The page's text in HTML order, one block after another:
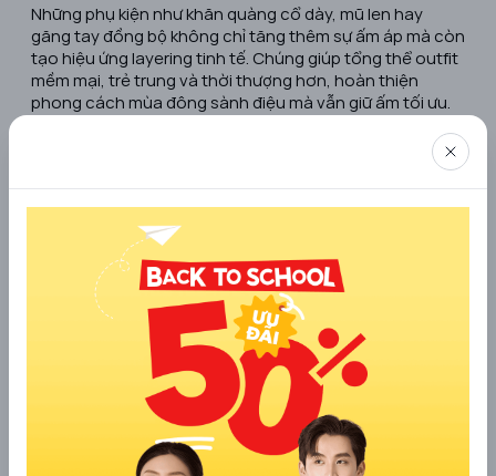
Những phụ kiện như khăn quàng cổ dày, mũ len hay
găng tay đồng bộ không chỉ tăng thêm sự ấm áp mà còn
tạo hiệu ứng layering tinh tế. Chúng giúp tổng thể outfit
mềm mại, trẻ trung và thời thượng hơn, hoàn thiện
phong cách mùa đông sành điệu mà vẫn giữ ấm tối ưu.